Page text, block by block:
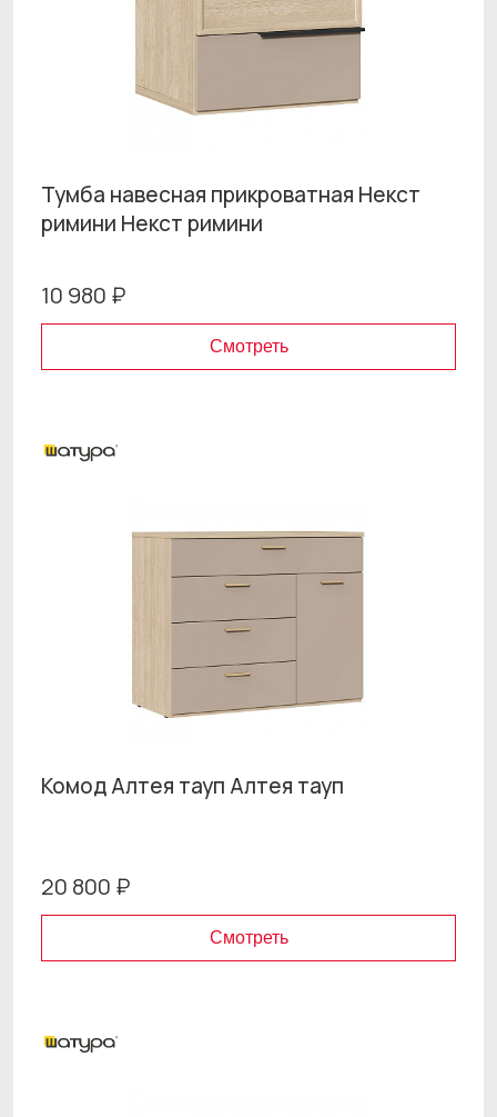
Тумба навесная прикроватная Некст
римини Некст римини
10 980 ₽
Смотреть
Комод Алтея тауп Алтея тауп
20 800 ₽
Смотреть